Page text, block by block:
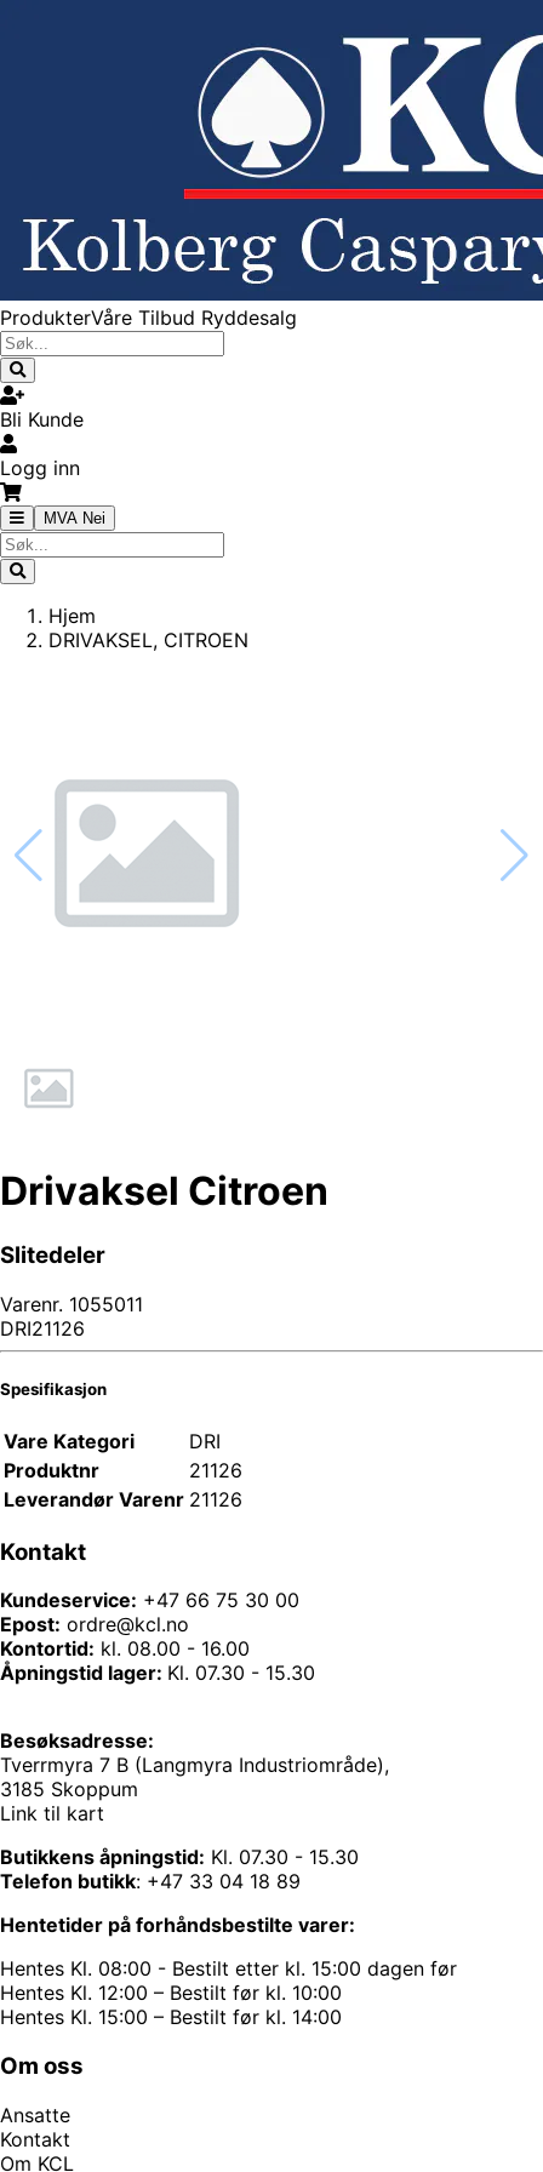
ProdukterVåre Tilbud Ryddesalg
Bli Kunde
Logg inn
MVA Nei
Hjem
DRIVAKSEL, CITROEN
Drivaksel Citroen
Slitedeler
Varenr. 1055011
DRI21126
Spesifikasjon
Vare Kategori
DRI
Produktnr
21126
Leverandør Varenr 21126
Kontakt
Kundeservice: +47 66 75 30 00
Epost: ordre@kcl.no
Kontortid: kl. 08.00 - 16.00
Åpningstid lager: Kl. 07.30 - 15.30
Besøksadresse:
Tverrmyra 7 B (Langmyra Industriområde),
3185 Skoppum
Link til kart
Butikkens åpningstid: Kl. 07.30 - 15.30
Telefon butikk: +47 33 04 18 89
Hentetider på forhåndsbestilte varer:
Hentes Kl. 08:00 - Bestilt etter kl. 15:00 dagen før
Hentes Kl. 12:00 – Bestilt før kl. 10:00
Hentes Kl. 15:00 – Bestilt før kl. 14:00
Om oss
Ansatte
Kontakt
Om KCL